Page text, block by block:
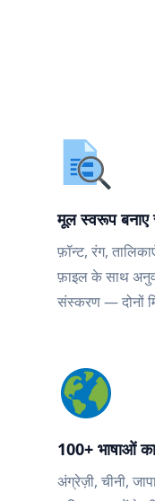
मूल स्वरूप
फ़ॉन्ट, रंग,
फ़ाइल के साथ
संस्करण — दोनों
100+ भाषाओं
अंग्रेज़ी, चीनी,